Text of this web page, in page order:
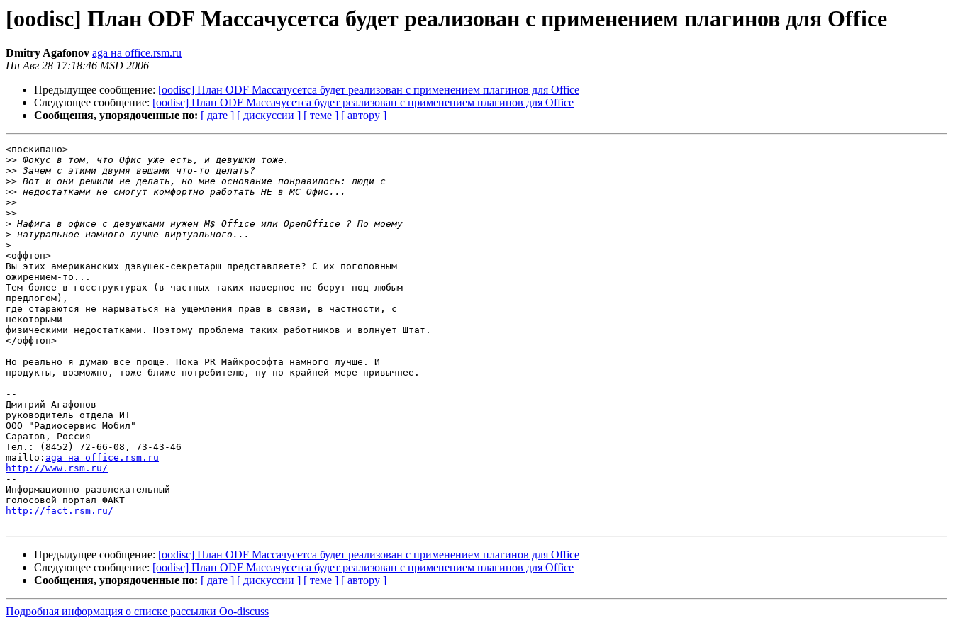
[oodisc] План ODF Массачусетса будет реализован с применением плагинов для Office
Dmitry Agafonov aga на office.rsm.ru
Пн Авг 28 17:18:46 MSD 2006
Предыдущее сообщение: [oodisc] План ODF Массачусетса будет реализован с применением плагинов для Office
Следующее сообщение: [oodisc] План ODF Массачусетса будет реализован с применением плагинов для Office
Сообщения, упорядоченные по: [ дате ] [ дискуссии ] [ теме ] [ автору ]
<поскипано>
>>
>>
>>
>>
>>
>>
>
>
>
<оффтоп>
Вы этих американских дэвушек-секретарш представляете? С их поголовным
ожирением-то...
Тем более в госструктурах (в частных таких наверное не берут под любым
предлогом),
где стараются не нарываться на ущемления прав в связи, в частности, с
некоторыми
физическими недостатками. Поэтому проблема таких работников и волнует Штат.
</оффтоп>
Но реально я думаю все проще. Пока PR Майкрософта намного лучше. И
продукты, возможно, тоже ближе потребителю, ну по крайней мере привычнее.
--
Дмитрий Агафонов
руководитель отдела ИТ
ООО "Радиосервис Мобил"
Саратов, Россия
Тел.: (8452) 72-66-08, 73-43-46
mailto: aga на office.rsm.ru
http://www.rsm.ru/
--
Информационно-развлекательный
http://fact.rsm.ru/
Предыдущее сообщение: [oodisc] План ODF Массачусетса будет реализован с применением плагинов для Office
Следующее сообщение: [oodisc] План ODF Массачусетса будет реализован с применением плагинов для Office
Сообщения, упорядоченные по: [ дате ] [ дискуссии ] [ теме ] [ автору ]
Подробная информация о списке рассылки Oo-discuss